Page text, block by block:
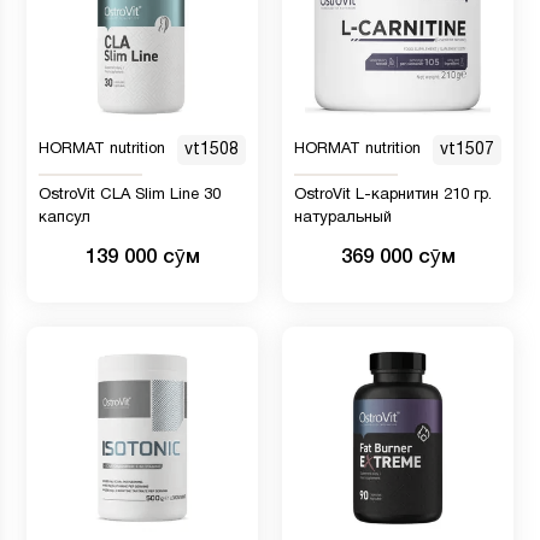
HORMAT nutrition vt1508
OstroVit CLA Slim Line 30
капсул
139 000 сӯм
HORMAT nutrition vt1507
OstroVit L-карнитин 210 гр.
натуральный
369 000 сӯм